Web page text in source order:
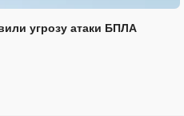
угрозу атаки БПЛА